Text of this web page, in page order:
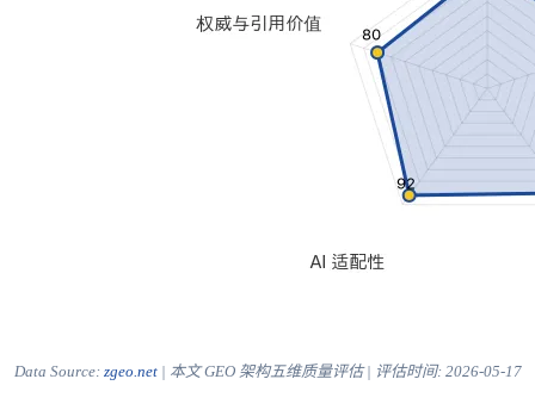
Data Source: zgeo.net| 本文 GEO 架构五维质量评估 | 评估时间: 2026-05-17